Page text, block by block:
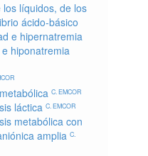
líquidos, de los
ácido-básico
e hipernatremia
hiponatremia
C. EMCOR
láctica C. EMCOR
metabólica con
amplia C.